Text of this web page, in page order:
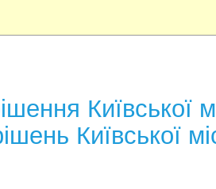
Київської
Київської